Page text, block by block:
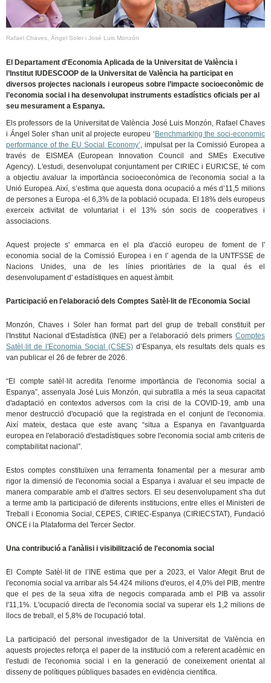
Rafael Chaves, Ángel Soler i José Luis Monzón
El Departament d'Economia Aplicada de la Universitat de València i
l’Institut IUDESCOOP de la Universitat de València ha participat en
diversos projectes nacionals i europeus sobre l’impacte socioeconòmic de
l’economia social i ha desenvolupat instruments estadístics oficials per al
seu mesurament a Espanya.
Els professors de la Universitat de València José Luis Monzón, Rafael Chaves
i Ángel Soler s'han unit al projecte europeu ‘ Benchmarking the soci-economic
performance of the EU Social Economy’, impulsat per la Comissió Europea a
través de EISMEA (European Innovation Council and SMEs Executive
Agency). L'estudi, desenvolupat conjuntament per CIRIEC i EURICSE, té com
a objectiu avaluar la importància socioeconòmica de l'economia social a la
Unió Europea. Així, s’estima que aquesta dona ocupació a més d’11,5 milions
de persones a Europa -el 6,3% de la població ocupada. El 18% dels europeus
exerceix activitat de voluntariat i el 13% són socis de cooperatives i
associacions.
Aquest projecte s' emmarca en el pla d'acció europeu de foment de l'
economia social de la Comissió Europea i en l' agenda de la UNTFSSE de
Nacions Unides, una de les línies prioritàries de la qual és el
desenvolupament d' estadístiques en aquest àmbit.
Participació en l'elaboració dels Comptes Satèl·lit de l'Economia Social
Monzón, Chaves i Soler han format part del grup de treball constituït per
l'Institut Nacional d'Estadística (INE) per a l'elaboració dels primersComptes
Satèl·lit de l'Economia Social (CSES)d’Espanya, els resultats dels quals es
van publicar el 26 de febrer de 2026.
“El compte satèl·lit acredita l'enorme importància de l'economia social a
Espanya”, assenyala José Luis Monzón, qui subratlla a més la seua capacitat
d'adaptació en contextos adversos com la crisi de la COVID-19, amb una
menor destrucció d'ocupació que la registrada en el conjunt de l'economia.
Així mateix, destaca que este avanç “situa a Espanya en l'avantguarda
europea en l'elaboració d'estadístiques sobre l'economia social amb criteris de
comptabilitat nacional”.
Estos comptes constituïxen una ferramenta fonamental per a mesurar amb
rigor la dimensió de l'economia social a Espanya i avaluar el seu impacte de
manera comparable amb el d'altres sectors. El seu desenvolupament s'ha dut
a terme amb la participació de diferents institucions, entre elles el Ministeri de
Treball i Economia Social, CEPES, CIRIEC-Espanya (CIRIECSTAT), Fundació
ONCE i la Plataforma del Tercer Sector.
Una contribució a l'anàlisi i visibilització de l'economia social
El Compte Satèl·lit de l’INE estima que per a 2023, el Valor Afegit Brut de
l'economia social va arribar als 54.424 milions d'euros, el 4,0% del PIB, mentre
que el pes de la seua xifra de negocis comparada amb el PIB va assolir
l'11,1%. L'ocupació directa de l'economia social va superar els 1,2 milions de
llocs de treball, el 5,8% de l'ocupació total.
La participació del personal investigador de la Universitat de València en
aquests projectes reforça el paper de la institució com a referent acadèmic en
l'estudi de l'economia social i en la generació de coneixement orientat al
disseny de polítiques públiques basades en evidència científica.